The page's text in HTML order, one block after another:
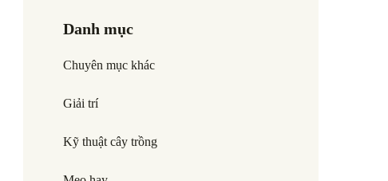
Danh mục
Chuyên mục khác
Giải trí
Kỹ thuật cây trồng